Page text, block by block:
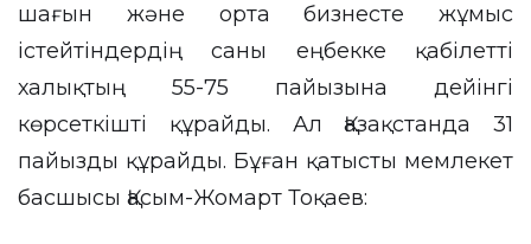
шағын және орта бизнесте жұмыс
істейтіндердің саны еңбекке қабілетті
халықтың 55-75 пайызына дейінгі
көрсеткішті құрайды. Ал Қазақстанда 31
пайызды құрайды. Бұған қатысты мемлекет
басшысы Қасым-Жомарт Тоқаев: